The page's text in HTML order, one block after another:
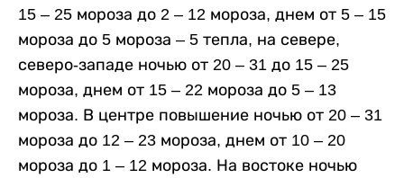
15 – 25 мороза до 2 – 12 мороза, днем от 5 – 15
мороза до 5 мороза – 5 тепла, на севере,
северо-западе ночью от 20 – 31 до 15 – 25
мороза, днем от 15 – 22 мороза до 5 – 13
мороза. В центре повышение ночью от 20 – 31
мороза до 12 – 23 мороза, днем от 10 – 20
мороза до 1 – 12 мороза. На востоке ночью